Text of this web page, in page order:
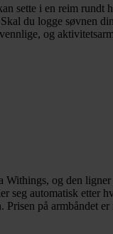
sette i en reim
du logge søvnen
og
og den
seg automatisk etter
på armbåndet